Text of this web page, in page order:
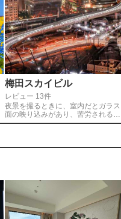
梅田スカイビル
レビュー 13件
夜景を撮るときに、室内だとガラス
面の映り込みがあり、苦労される事
も多いかと思います。が、ココは屋